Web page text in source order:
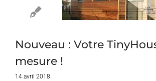
Nouveau : Votre
mesure !
14 avril 2018